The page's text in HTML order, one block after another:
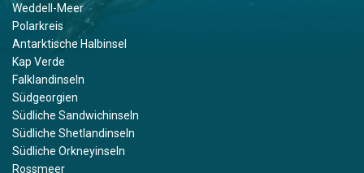
Weddell-Meer
Polarkreis
Antarktische Halbinsel
Kap Verde
Falklandinseln
Südgeorgien
Südliche Sandwichinseln
Südliche Shetlandinseln
Südliche Orkneyinseln
Rossmeer